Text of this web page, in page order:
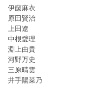
伊藤麻衣
原田賢治
上田遼
中根愛理
淵上由貴
河野万史
三原晴雲
井手陽菜乃